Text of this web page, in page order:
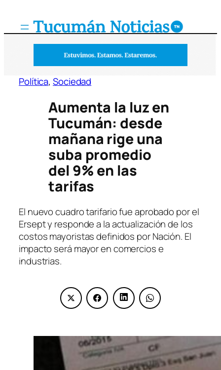
Política, Sociedad
Aumenta la luz en
Tucumán: desde
mañana rige una
suba promedio
del 9% en las
tarifas
El nuevo cuadro tarifario fue aprobado por el
Ersept y responde a la actualización de los
costos mayoristas definidos por Nación. El
impacto será mayor en comercios e
industrias.